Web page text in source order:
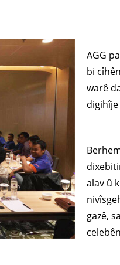
AGG
bi
warê
alav û
gazê,